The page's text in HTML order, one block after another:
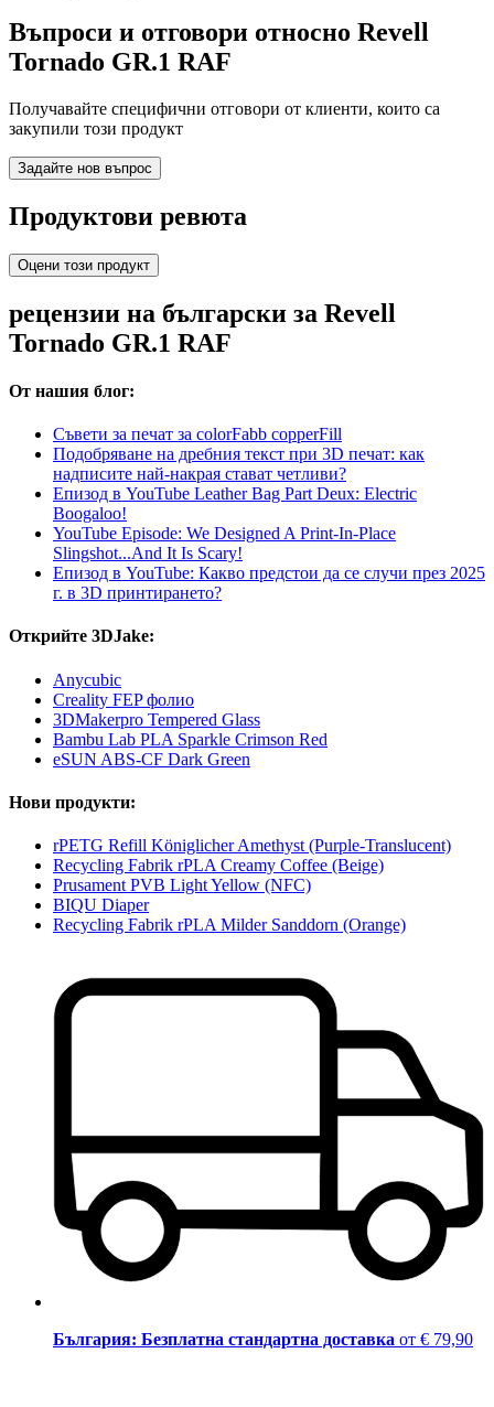
Въпроси и отговори относно Revell
Tornado GR.1 RAF
Получавайте специфични отговори от клиенти, които са
закупили този продукт
Задайте нов въпрос
Продуктови ревюта
Оцени този продукт
рецензии на български за Revell
Tornado GR.1 RAF
От нашия блог:
Съвети за печат за colorFabb copperFill
Подобряване на дребния текст при 3D печат: как
надписите най-накрая стават четливи?
Епизод в YouTube Leather Bag Part Deux: Electric
Boogaloo!
YouTube Episode: We Designed A Print-In-Place
Slingshot...And It Is Scary!
Епизод в YouTube: Какво предстои да се случи през 2025
г. в 3D принтирането?
Открийте 3DJake:
Anycubic
Creality FEP фолио
3DMakerpro Tempered Glass
Bambu Lab PLA Sparkle Crimson Red
eSUN ABS-CF Dark Green
Нови продукти:
rPETG Refill Königlicher Amethyst (Purple-Translucent)
Recycling Fabrik rPLA Creamy Coffee (Beige)
Prusament PVB Light Yellow (NFC)
BIQU Diaper
Recycling Fabrik rPLA Milder Sanddorn (Orange)
България: Безплатна стандартна доставка от € 79,90